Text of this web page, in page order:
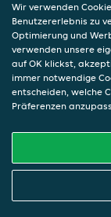
erforderlich, da
gewährt, eine
und den Schutz
Solltest du
die Verarbeitung
kontaktieren wir
Tipps oder
JET nimmt den
und daher
Wir verwenden
Benutzererlebnis zu
Optimierung und
verwenden unsere
auf OK klickst,
immer notwendige
entscheiden, welche
Präferenzen